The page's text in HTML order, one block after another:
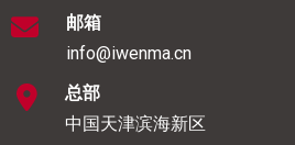
邮箱
info@iwenma.cn
总部
中国天津滨海新区